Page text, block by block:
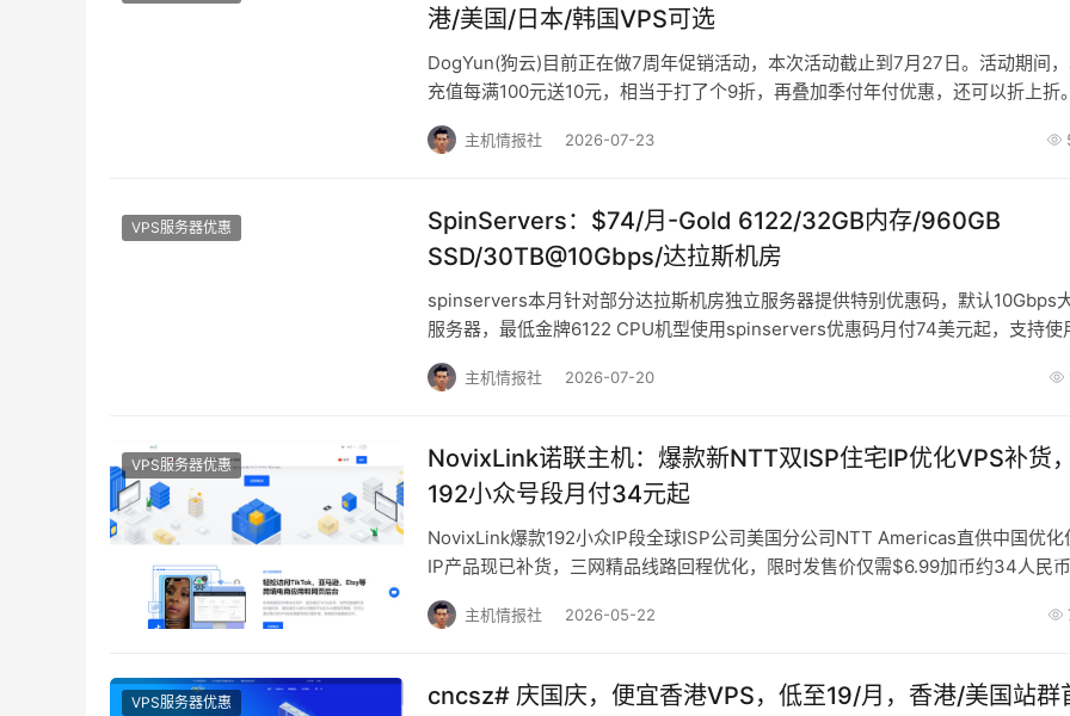
港/美国/日本/韩国VPS可选
DogYun(狗云)目前正在做7周年促销活动，本次活动截止到7月27日。活动期间
充值每满100元送10元，相当于打了个9折，再叠加季付年付优惠，还可以折上折
外还开启了幸运大转盘抽
主机情报社 2026-07-23
VPS服务器优惠
SpinServers：$74/月-Gold 6122/32GB内存/960GB
SSD/30TB@10Gbps/达拉斯机房
spinservers本月针对部分达拉斯机房独立服务器提供特别优惠码，默认10Gbps
服务器，最低金牌6122 CPU机型使用spinservers优惠码月付74美元起，支持使
PayPal、支付宝、信用
主机情报社 2026-07-20
VPS服务器优惠
NovixLink诺联主机：爆款新NTT双ISP住宅IP优化VPS补货，
192小众号段月付34元起
NovixLink爆款192小众IP段全球ISP公司美国分公司NTT Americas直供中国优化
IP产品现已补货，三网精品线路回程优化，限时发售价仅需$6.99加币约34人民
起，含30Mbps宽带及5
主机情报社 2026-05-22
VPS服务器优惠
cncsz# 庆国庆，便宜香港VPS，低至19/月，香港/美国站群